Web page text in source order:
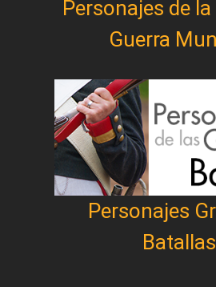
Personajes de
Guerra
Personajes
Batallas